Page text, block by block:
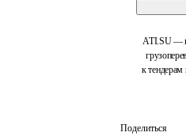
ATI.SU —
к тендерам
Поделиться